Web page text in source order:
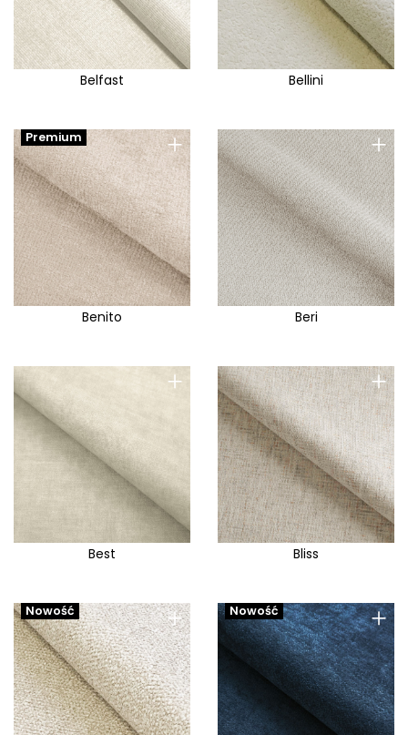
Belfast Bellini
+
Premium
Benito
+
Beri
+
Best
+
Bliss
+
Nowość +
Nowość